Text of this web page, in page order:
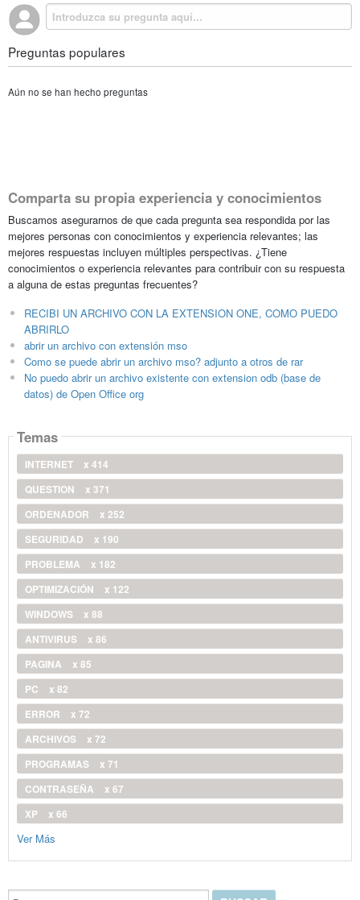
Preguntas populares
Aún no se han hecho preguntas
Comparta su propia experiencia y conocimientos
Buscamos asegurarnos de que cada pregunta sea respondida por las
mejores personas con conocimientos y experiencia relevantes; las
mejores respuestas incluyen múltiples perspectivas. ¿Tiene
conocimientos o experiencia relevantes para contribuir con su respuesta
a alguna de estas preguntas frecuentes?
RECIBI UN ARCHIVO CON LA EXTENSION ONE, COMO PUEDO
ABRIRLO
abrir un archivo con extensión mso
Como se puede abrir un archivo mso? adjunto a otros de rar
No puedo abrir un archivo existente con extension odb (base de
datos) de Open Office org
Temas
INTERNET
x 414
QUESTION
x 371
ORDENADOR
x 252
SEGURIDAD
x 190
PROBLEMA
x 182
OPTIMIZACIÓN
x 122
WINDOWS
x 88
ANTIVIRUS
x 86
PAGINA
x 85
PC
x 82
ERROR
x 72
ARCHIVOS
x 72
PROGRAMAS
x 71
CONTRASEÑA
x 67
XP
x 66
Ver Más
Buscar...